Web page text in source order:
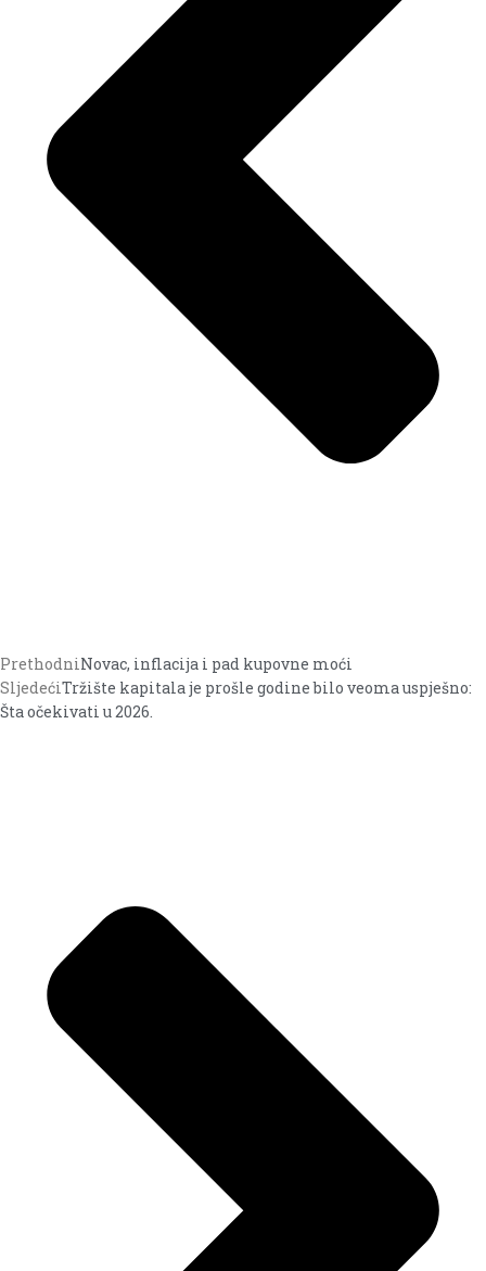
Prethodni Novac, inflacija i pad kupovne moći
SljedećiTržište kapitala je prošle godine bilo veoma uspješno:
Šta očekivati u 2026.